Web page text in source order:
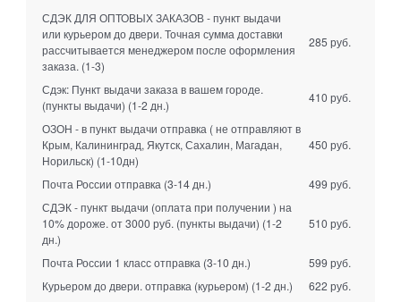
СДЭК ДЛЯ ОПТОВЫХ ЗАКАЗОВ - пункт выдачи
или курьером до двери. Точная сумма доставки
рассчитывается менеджером после оформления
заказа. (1-3)
285 руб.
Сдэк: Пункт выдачи заказа в вашем городе.
(пункты выдачи) (1-2 дн.)
410 руб.
ОЗОН - в пункт выдачи отправка ( не отправляют в
Крым, Калининград, Якутск, Сахалин, Магадан,
Норильск) (1-10дн)
450 руб.
Почта России отправка (3-14 дн.)
499 руб.
СДЭК - пункт выдачи (оплата при получении ) на
10% дороже. от 3000 руб. (пункты выдачи) (1-2
дн.)
510 руб.
Почта России 1 класс отправка (3-10 дн.)
599 руб.
Курьером до двери. отправка (курьером) (1-2 дн.) 622 руб.